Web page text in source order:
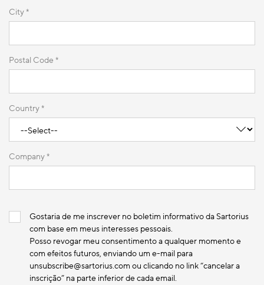
City *
Postal Code *
Country *
Company *
Gostaria de me inscrever no boletim informativo da Sartorius
com base em meus interesses pessoais.
Posso revogar meu consentimento a qualquer momento e
com efeitos futuros, enviando um e-mail para
unsubscribe@sartorius.com ou clicando no link “cancelar a
inscrição” na parte inferior de cada email.